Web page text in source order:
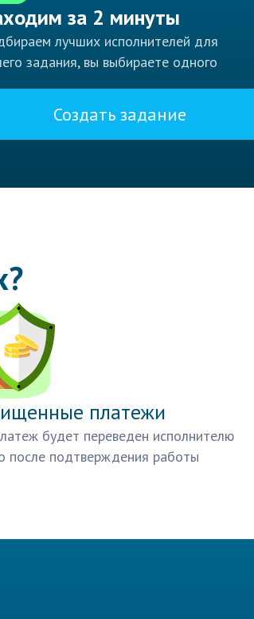
за 2 минуты
лучших исполнителей для
задания, вы выбираете одного
Создать задание
платежи
будет переведен исполнителю
после подтверждения работы